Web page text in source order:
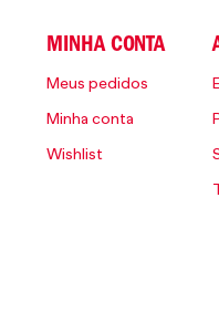
MINHA CONTA
Meus pedidos
Minha conta
Wishlist